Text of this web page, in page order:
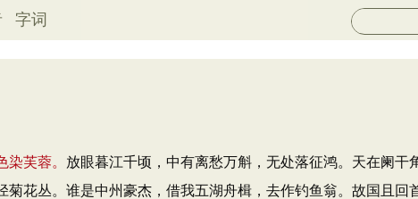
字词
染芙蓉。 放眼暮江千顷，中有离愁万斛，无处落征鸿。天在阑干
花丛。谁是中州豪杰，借我五湖舟楫，去作钓鱼翁。故国且回